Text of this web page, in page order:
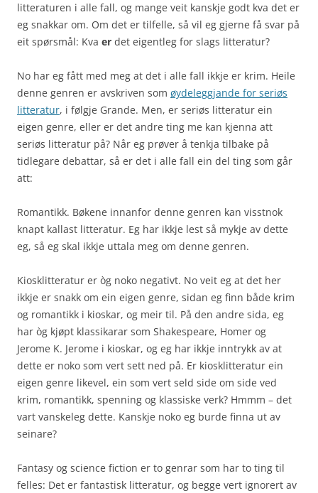
litteraturen i alle fall, og mange veit kanskje godt kva det er
eg snakkar om. Om det er tilfelle, så vil eg gjerne få svar på
eit spørsmål: Kva er det eigentleg for slags litteratur?
No har eg fått med meg at det i alle fall ikkje er krim. Heile
denne genren er avskriven som øydeleggjande for seriøs
litteratur, i følgje Grande. Men, er seriøs litteratur ein
eigen genre, eller er det andre ting me kan kjenna att
seriøs litteratur på? Når eg prøver å tenkja tilbake på
tidlegare debattar, så er det i alle fall ein del ting som går
att:
Romantikk. Bøkene innanfor denne genren kan visstnok
knapt kallast litteratur. Eg har ikkje lest så mykje av dette
eg, så eg skal ikkje uttala meg om denne genren.
Kiosklitteratur er òg noko negativt. No veit eg at det her
ikkje er snakk om ein eigen genre, sidan eg finn både krim
og romantikk i kioskar, og meir til. På den andre sida, eg
har òg kjøpt klassikarar som Shakespeare, Homer og
Jerome K. Jerome i kioskar, og eg har ikkje inntrykk av at
dette er noko som vert sett ned på. Er kiosklitteratur ein
eigen genre likevel, ein som vert seld side om side ved
krim, romantikk, spenning og klassiske verk? Hmmm – det
vart vanskeleg dette. Kanskje noko eg burde finna ut av
seinare?
Fantasy og science fiction er to genrar som har to ting til
felles: Det er fantastisk litteratur, og begge vert ignorert av